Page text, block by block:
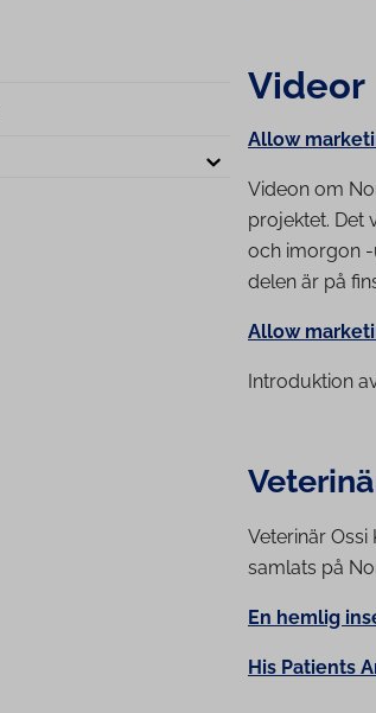
Videor
Allow
Videon om
projektet. Det
och imorgon -
delen är på
Allow
Introduktion
Veterinär
samlats på
En hemlig
His Patients